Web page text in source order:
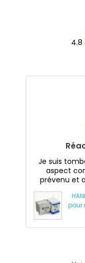
4.8
Je suis
aspect
prévenu et
pour